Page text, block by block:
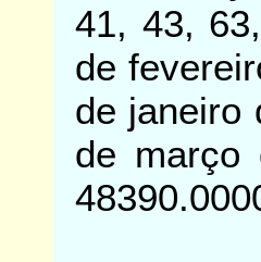
41, 43,
de
de janeiro
de março